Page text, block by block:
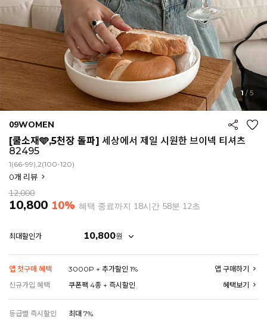
EVERY, SAY
1 / 5
09WOMEN
[쿨소재🩵,5천장 돌파] 세상에서 제일 시원한 브이넥 티셔츠
82495
1(66-99),2(100-120)
0개 리뷰
12,000
10,800 10% 혜택 종료까지 18시간 58분 9초
최대할인가 10,800원
앱 첫구매 혜택 3000P + 추가할인 1%
앱 구매하기
신규가입 혜택
쿠폰팩 4종 + 즉시할인 혜택보기
등급별 즉시할인
최대 7%